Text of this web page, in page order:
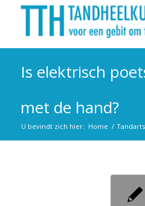
Is elektrisch
met de hand?
U bevindt zich hier: Home /